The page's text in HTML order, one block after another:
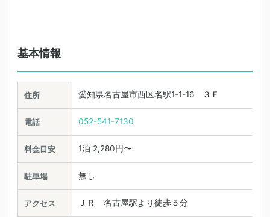
基本情報
住所 愛知県名古屋市西区名駅1-1-16 ３Ｆ
電話 052-541-7130
料金目安 1泊 2,280円〜
駐車場 無し
アクセス ＪＲ 名古屋駅より徒歩５分